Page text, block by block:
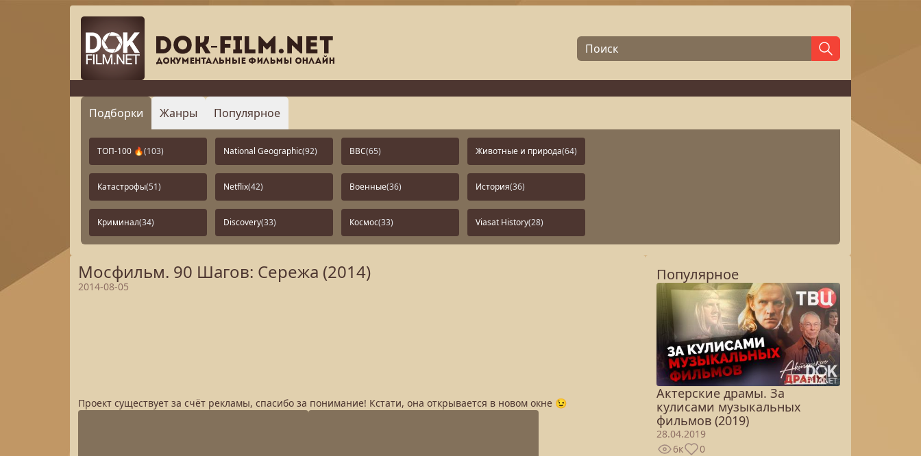
Подборки Жанры Популярное
ТОП-100 🔥(103) National Geographic(92) BBC(65) Животные и природа(64)
Катастрофы(51) Netflix(42) Военные(36) История(36)
Криминал(34) Discovery(33) Космос(33) Viasat History(28)
Мосфильм. 90 Шагов: Сережа (2014)
2014-08-05
Проект существует за счёт рекламы, спасибо за понимание! Кстати, она открывается в новом окне 😉
Популярное
Актерские драмы. За
кулисами музыкальных
фильмов (2019)
28.04.2019
6к
0